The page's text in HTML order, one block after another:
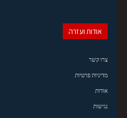
אודות ועזרה
צרו קשר
מדיניות פרטיות
אודות
נגישות